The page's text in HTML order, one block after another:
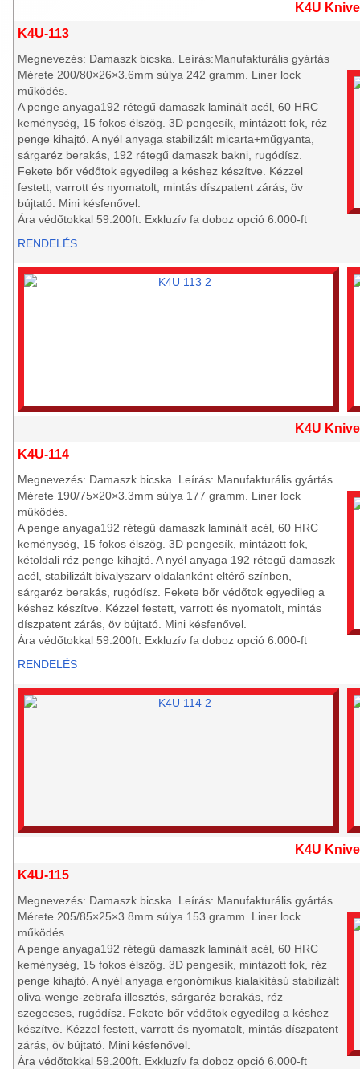
K4U
K4U-113
Megnevezés: Damaszk bicska. Leírás:Manufakturális gyártás
Mérete 200/80×26×3.6mm súlya 242 gramm. Liner lock
működés.
A penge anyaga192 rétegű damaszk laminált acél, 60 HRC
keménység, 15 fokos élszög. 3D pengesík, mintázott fok, réz
penge kihajtó. A nyél anyaga stabilizált micarta+műgyanta,
sárgaréz berakás, 192 rétegű damaszk bakni, rugódísz.
Fekete bőr védőtok egyedileg a késhez készítve. Kézzel
festett, varrott és nyomatolt, mintás díszpatent zárás, öv
bújtató. Mini késfenővel.
Ára védőtokkal 59.200ft. Exkluzív fa doboz opció 6.000-ft
RENDELÉS
K4U
K4U-114
Megnevezés: Damaszk bicska. Leírás: Manufakturális gyártás
Mérete 190/75×20×3.3mm súlya 177 gramm. Liner lock
működés.
A penge anyaga192 rétegű damaszk laminált acél, 60 HRC
keménység, 15 fokos élszög. 3D pengesík, mintázott fok,
kétoldali réz penge kihajtó. A nyél anyaga 192 rétegű damaszk
acél, stabilizált bivalyszarv oldalanként eltérő színben,
sárgaréz berakás, rugódísz. Fekete bőr védőtok egyedileg a
késhez készítve. Kézzel festett, varrott és nyomatolt, mintás
díszpatent zárás, öv bújtató. Mini késfenővel.
Ára védőtokkal 59.200ft. Exkluzív fa doboz opció 6.000-ft
RENDELÉS
K4U
K4U-115
Megnevezés: Damaszk bicska. Leírás: Manufakturális gyártás.
Mérete 205/85×25×3.8mm súlya 153 gramm. Liner lock
működés.
A penge anyaga192 rétegű damaszk laminált acél, 60 HRC
keménység, 15 fokos élszög. 3D pengesík, mintázott fok, réz
penge kihajtó. A nyél anyaga ergonómikus kialakítású stabilizált
oliva-wenge-zebrafa illesztés, sárgaréz berakás, réz
szegecses, rugódísz. Fekete bőr védőtok egyedileg a késhez
készítve. Kézzel festett, varrott és nyomatolt, mintás díszpatent
zárás, öv bújtató. Mini késfenővel.
Ára védőtokkal 59.200ft. Exkluzív fa doboz opció 6.000-ft